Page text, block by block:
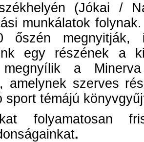
(Jókai /
munkálatok
őszén megnyitják,
egy részének a
megnyílik a
amelynek szerves
sport témájú
folyamatosan
.